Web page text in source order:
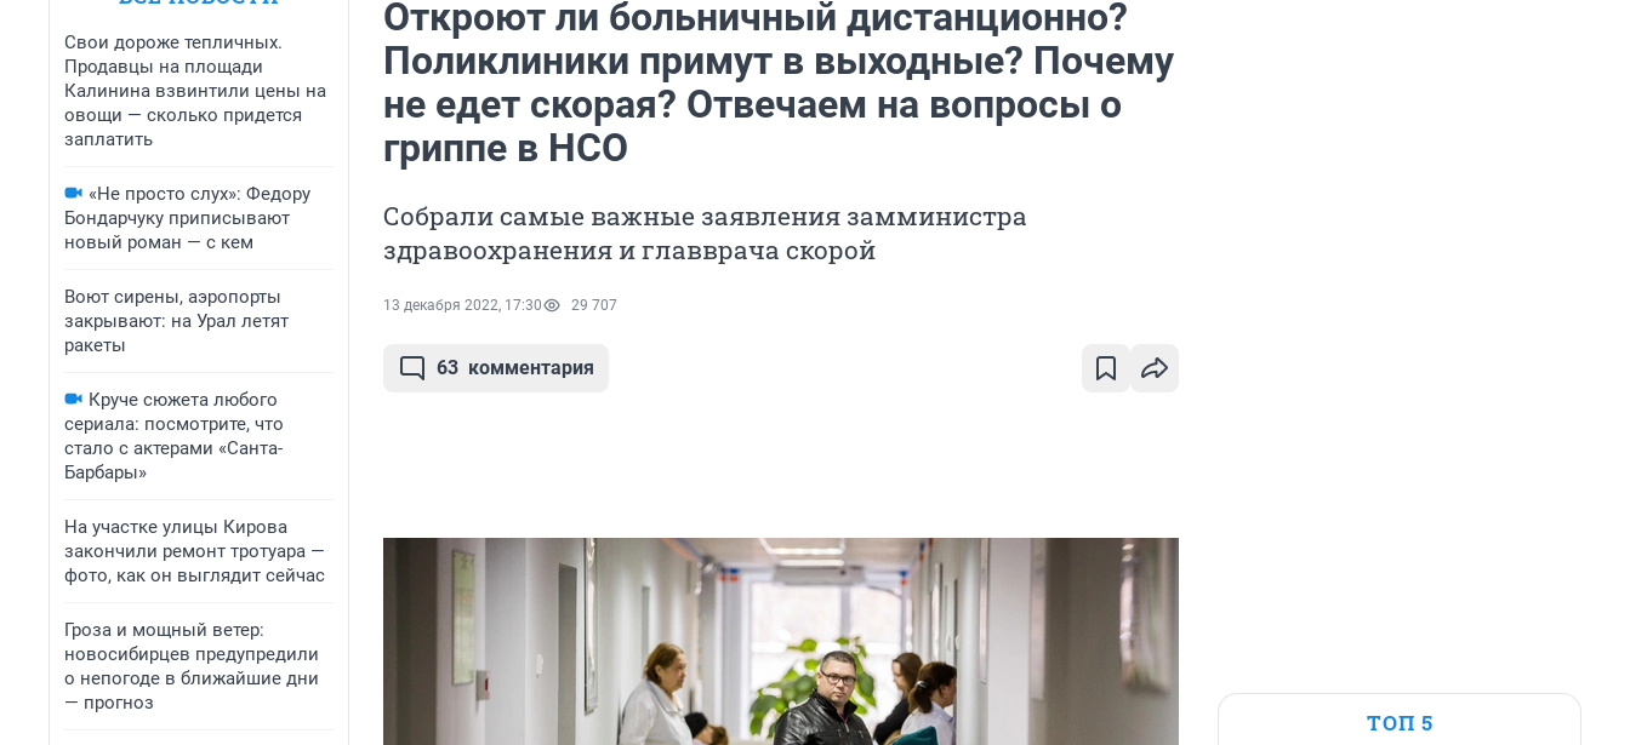
Свои дороже тепличных.
Продавцы на площади
Калинина взвинтили цены на
овощи — сколько придется
заплатить
«Не просто слух»: Федору
Бондарчуку приписывают
новый роман — с кем
Воют сирены, аэропорты
закрывают: на Урал летят
ракеты
Круче сюжета любого
сериала: посмотрите, что
стало с актерами «Санта-
Барбары»
На участке улицы Кирова
закончили ремонт тротуара —
фото, как он выглядит сейчас
Гроза и мощный ветер:
новосибирцев предупредили
о непогоде в ближайшие дни
— прогноз
Откроют ли больничный дистанционно?
Поликлиники примут в выходные? Почему
не едет скорая? Отвечаем на вопросы о
гриппе в НСО
Собрали самые важные заявления замминистра
здравоохранения и главврача скорой
13 декабря 2022, 17:30 29 707
63 комментария
ТОП 5